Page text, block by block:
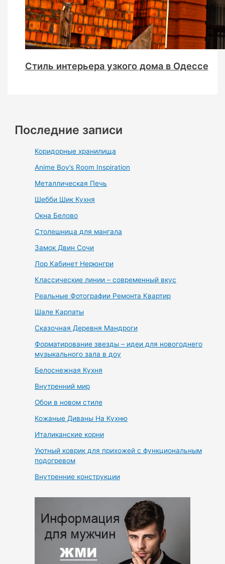
Стиль интерьера узкого дома в Одессе
Последние записи
Коридорные хранилища
Anime Boy’s Room Inspiration
Металлическая Печь
Шебби Шик Кухня
Окна Белово
Столешница для мангала
Замок Двин Сочи
Лор Кабинет Нерюнгри
Классические линии – современный вкус
Реальные Фотографии Ремонта Квартир
Шале Карпаты
Сказочная Деревня Мандроги
Форматирование звезды – идеи для новогоднего
музыкального зала в доу
Белоснежная Кухня
Внутренний мир
Обои в новом стиле
Кожаные Диваны На Кухню
Италиканские корни
Уютный коврик для прихожей с функциональным
подогревом
Внутренние конструкции